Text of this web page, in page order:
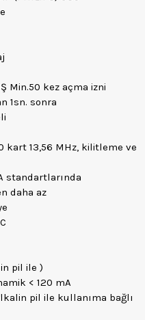
Min.50 kez açma izni
1sn. sonra
kart 13,56 MHz, kilitleme ve
standartlarında
daha az
pil ile )
< 120 mA
pil ile kullanıma bağlı